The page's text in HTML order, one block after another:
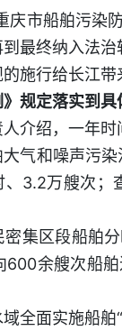
庆市船舶污染
最终纳入法
施行给长江
规定落实到具
介绍，一年
气和噪声污
3.2万艘次；
集区段船舶
余艘次船
域全面实施船